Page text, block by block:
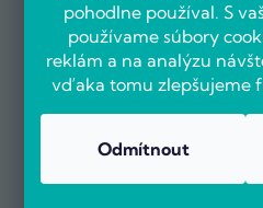
pohodlne používal. S
používame súbory
reklám a na analýzu
vďaka tomu zlepšujeme
Odmítnout